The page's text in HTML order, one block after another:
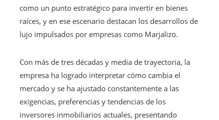
como un punto estratégico para invertir en bienes
raíces, y en ese escenario destacan los desarrollos de
lujo impulsados por empresas como Marjalizo.
Con más de tres décadas y media de trayectoria, la
empresa ha logrado interpretar cómo cambia el
mercado y se ha ajustado constantemente a las
exigencias, preferencias y tendencias de los
inversores inmobiliarios actuales, presentando